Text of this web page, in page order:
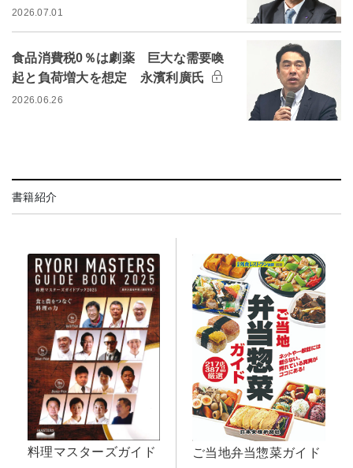
2026.07.01
食品消費税0％は劇薬 巨大な需要喚
起と負荷増大を想定 永濱利廣氏
2026.06.26
書籍紹介
料理マスターズガイド
ご当地弁当惣菜ガイド